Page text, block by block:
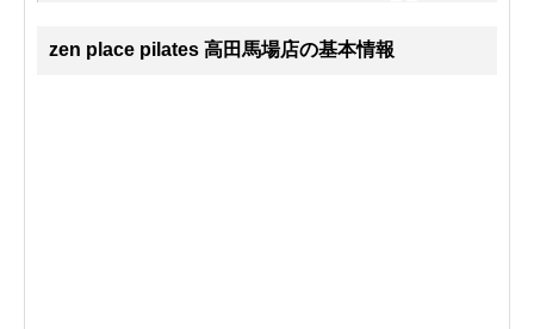
zen place pilates 高田馬場店の基本情報